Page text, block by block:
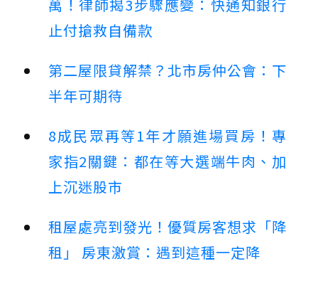
萬！律師揭3步驟應變：快通知銀行
止付搶救自備款
第二屋限貸解禁？北市房仲公會：下
半年可期待
8成民眾再等1年才願進場買房！專
家指2關鍵：都在等大選端牛肉、加
上沉迷股市
租屋處亮到發光！優質房客想求「降
租」 房東激賞：遇到這種一定降